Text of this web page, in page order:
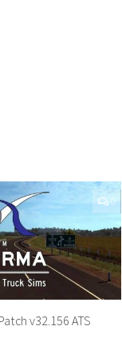
0
v32.156 ATS